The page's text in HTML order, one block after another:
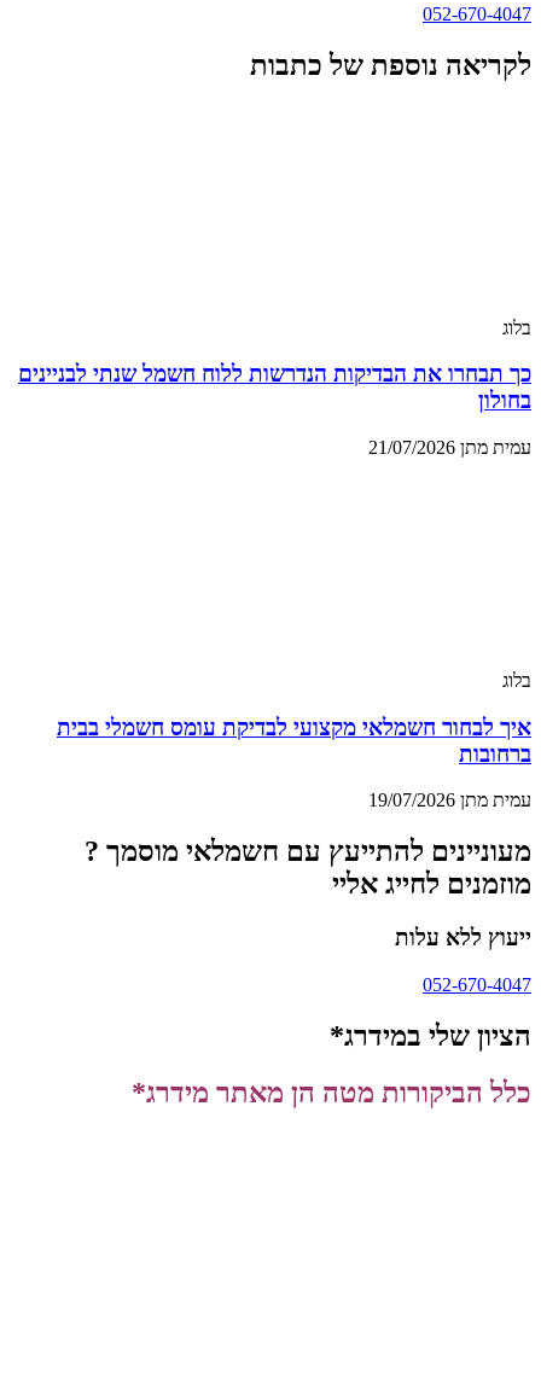
052-670-4047
לקריאה נוספת של כתבות
בלוג
כך תבחרו את הבדיקות הנדרשות ללוח חשמל שנתי לבניינים
בחולון
עמית מתן 21/07/2026
בלוג
איך לבחור חשמלאי מקצועי לבדיקת עומס חשמלי בבית
ברחובות
עמית מתן 19/07/2026
מעוניינים להתייעץ עם חשמלאי מוסמך ?
מוזמנים לחייג אליי
ייעוץ ללא עלות
052-670-4047
הציון שלי במידרג*
כלל הביקורות מטה הן מאתר מידרג*